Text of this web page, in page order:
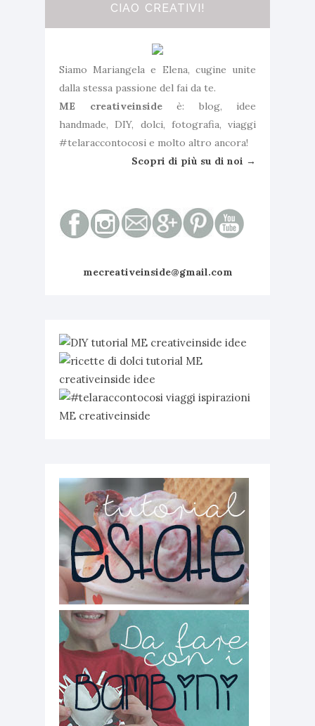
CIAO CREATIVI!
Siamo Mariangela e Elena, cugine unite
dalla stessa passione del fai da te.
ME creativeinsideè: blog, idee
handmade, DIY, dolci, fotografia, viaggi
#telaraccontocosi e molto altro ancora!
Scopri di più su di noi →
mecreativeinside@gmail.com